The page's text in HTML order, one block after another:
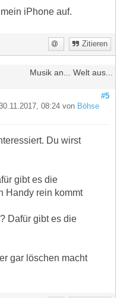
iPhone auf.
Zitieren
Musik an... Welt aus...
#5
08:24 von Böhse
Du wirst
gibt es die
Handy rein kommt
Dafür gibt es die
gar löschen macht